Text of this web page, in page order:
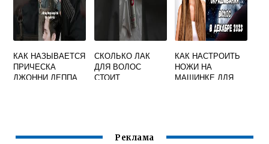
КАК НАЗЫВАЕТСЯ
ПРИЧЕСКА
ДЖОННИ ДЕППА
СКОЛЬКО ЛАК
ДЛЯ ВОЛОС
СТОИТ
КАК НАСТРОИТЬ
НОЖИ НА
МАШИНКЕ ДЛЯ
Реклама